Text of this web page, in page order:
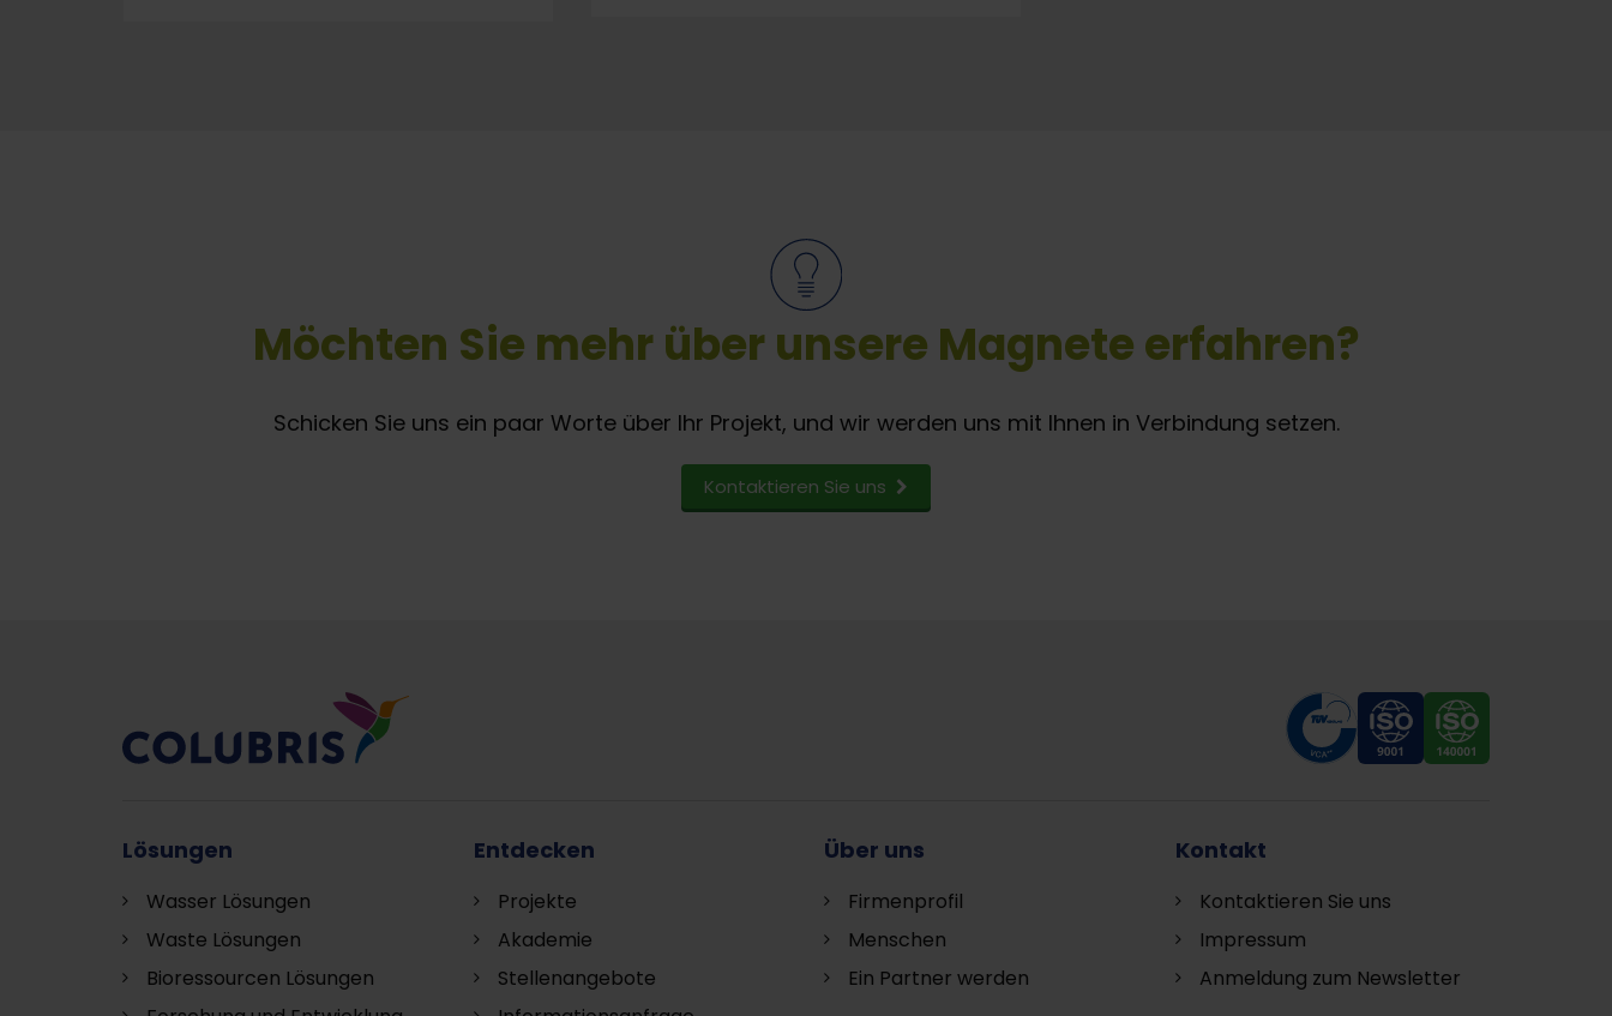
Möchten Sie mehr über unsere Magnete erfahren?
Schicken Sie uns ein paar Worte über Ihr Projekt, und wir werden uns mit Ihnen in Verbindung setzen.
Kontaktieren Sie uns
Lösungen
Wasser Lösungen
Waste Lösungen
Bioressourcen Lösungen
Entdecken
Projekte
Akademie
Stellenangebote
Über uns
Firmenprofil
Menschen
Ein Partner werden
Kontakt
Kontaktieren Sie uns
Impressum
Anmeldung zum Newsletter